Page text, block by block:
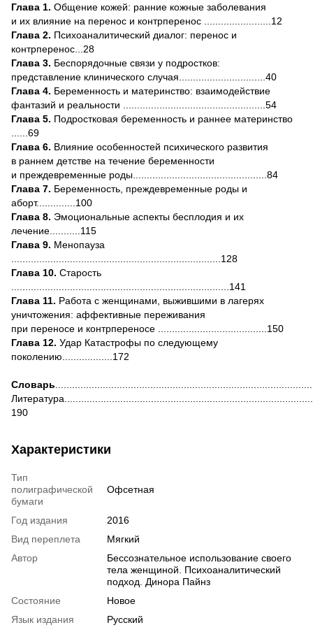
Глава 1. Общение кожей: ранние кожные заболевания
и их влияние на перенос и контрперенос ........................12
Глава 2. Психоаналитический диалог: перенос и
контрперенос...28
Глава 3. Беспорядочные связи у подростков:
представление клинического случая...............................40
Глава 4. Беременность и материнство: взаимодействие
фантазий и реальности ...................................................54
Глава 5. Подростковая беременность и раннее материнство
......69
Глава 6. Влияние особенностей психического развития
в раннем детстве на течение беременности
и преждевременные роды................................................84
Глава 7. Беременность, преждевременные роды и
аборт..............100
Глава 8. Эмоциональные аспекты бесплодия и их
лечение...........115
Глава 9. Менопауза
...........................................................................128
Глава 10. Старость
..............................................................................141
Глава 11. Работа с женщинами, выжившими в лагерях
уничтожения: аффек­тивные переживания
при переносе и контрпереносе .......................................150
Глава 12. Удар Катастрофы по следующему
поколению..................172
Словарь
190
Характеристики
Тип
полиграфической
бумаги
Офсетная
Год издания
2016
Вид переплета
Мягкий
Автор
Бессознательное использование своего
тела женщиной. Психоаналитический
подход. Динора Пайнз
Состояние
Новое
Язык издания
Русский